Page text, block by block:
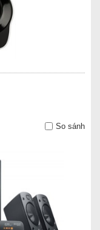
So sánh